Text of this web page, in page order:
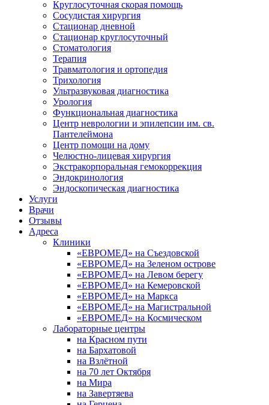
Круглосуточная скорая помощь
Сосудистая хирургия
Стационар дневной
Стационар круглосуточный
Стоматология
Терапия
Травматология и ортопедия
Трихология
Ультразвуковая диагностика
Урология
Функциональная диагностика
Центр неврологии и эпилепсии им. св.
Пантелеймона
Центр помощи на дому
Челюстно-лицевая хирургия
Экстракорпоральная гемокоррекция
Эндокринология
Эндоскопическая диагностика
Услуги
Врачи
Отзывы
Адреса
Клиники
«ЕВРОМЕД» на Съездовской
«ЕВРОМЕД» на Зеленом острове
«ЕВРОМЕД» на Левом берегу
«ЕВРОМЕД» на Кемеровской
«ЕВРОМЕД» на Маркса
«ЕВРОМЕД» на Магистральной
«ЕВРОМЕД» на Космическом
Лабораторные центры
на Красном пути
на Бархатовой
на Взлётной
на 70 лет Октября
на Мира
на Завертяева